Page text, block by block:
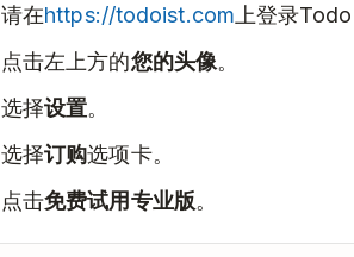
请在https://todoist.com 上登录
点击左上方的您的头像。
选择设置。
选择订购选项卡。
点击免费试用专业版。